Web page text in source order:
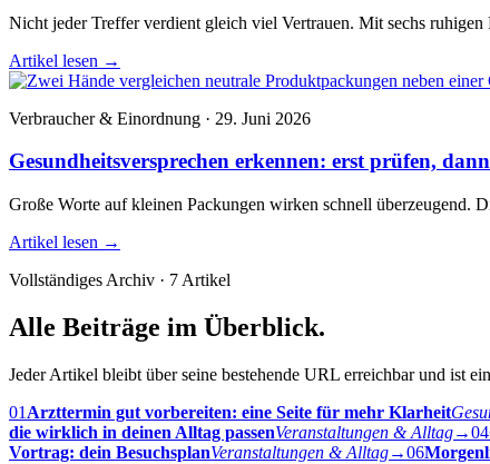
Nicht jeder Treffer verdient gleich viel Vertrauen. Mit sechs
Artikel lesen →
Verbraucher & Einordnung · 29. Juni 2026
Gesundheitsversprechen erkennen: erst prüfen,
Große Worte auf kleinen Packungen wirken schnell überzeugend.
Artikel lesen →
Vollständiges Archiv · 7 Artikel
Alle Beiträge im Überblick.
Jeder Artikel bleibt über seine bestehende URL erreichbar und ist
01 Arzttermin gut vorbereiten: eine Seite für mehr Klarheit
die wirklich in deinen Alltag passenVeranstaltungen & Alltag→04
Vortrag: dein BesuchsplanVeranstaltungen & Alltag→06